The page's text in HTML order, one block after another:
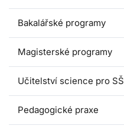
Bakalářské programy
Magisterské programy
Učitelství science pro SŠ
Pedagogické praxe